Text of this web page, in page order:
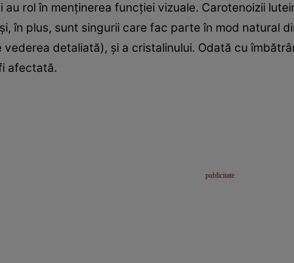
au rol în menţinerea funcţiei vizuale. Carotenoizii
în plus, sunt singurii care fac parte în mod natural
vederea detaliată), şi a cristalinului. Odată cu
afectată.